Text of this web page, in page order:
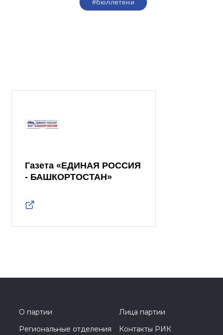
#бюллетени
Газета «ЕДИНАЯ РОССИЯ
- БАШКОРТОСТАН»
О партии
Лица партии
Региональные отделения
Контакты РИК